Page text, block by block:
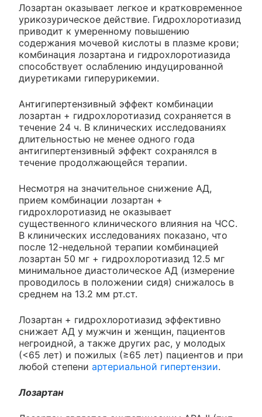
Лозартан оказывает легкое и кратковременное
урикозурическое действие. Гидрохлоротиазид
приводит к умеренному повышению
содержания мочевой кислоты в плазме крови;
комбинация лозартана и гидрохлоротиазида
способствует ослаблению индуцированной
диуретиками гиперурикемии.
Антигипертензивный эффект комбинации
лозартан + гидрохлоротиазид сохраняется в
течение 24 ч. В клинических исследованиях
длительностью не менее одного года
антигипертензивный эффект сохранялся в
течение продолжающейся терапии.
Несмотря на значительное снижение АД,
прием комбинации лозартан +
гидрохлоротиазид не оказывает
существенного клинического влияния на ЧСС.
В клинических исследованиях показано, что
после 12-недельной терапии комбинацией
лозартан 50 мг + гидрохлоротиазид 12.5 мг
минимальное диастолическое АД (измерение
проводилось в положении сидя) снижалось в
среднем на 13.2 мм рт.ст.
Лозартан + гидрохлоротиазид эффективно
снижает АД у мужчин и женщин, пациентов
негроидной, а также других рас, у молодых
(<65 лет) и пожилых (≥65 лет) пациентов и при
любой степени артериальной гипертензии.
Лозартан